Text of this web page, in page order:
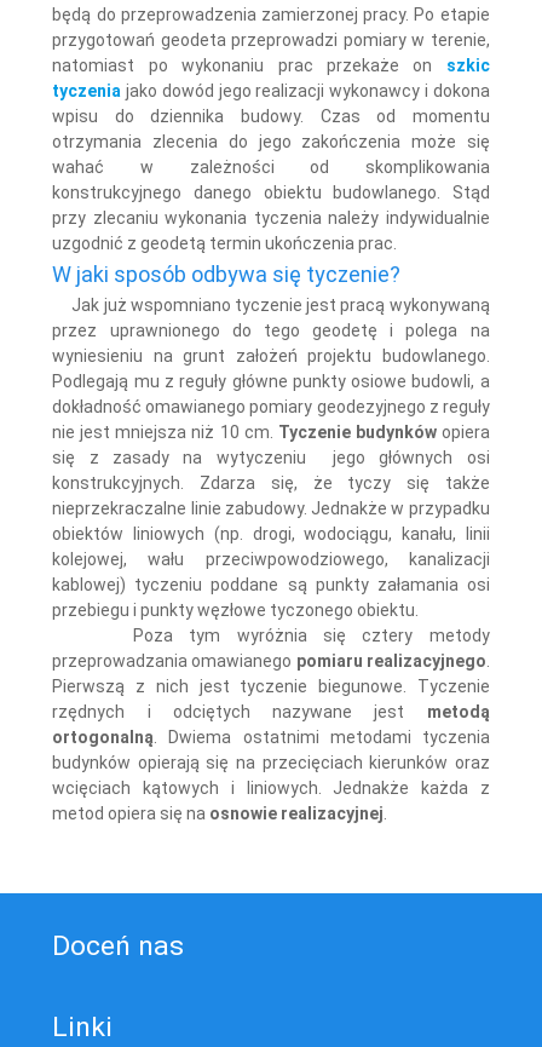
będą do przeprowadzenia zamierzonej pracy. Po etapie
przygotowań geodeta przeprowadzi pomiary w terenie,
natomiast po wykonaniu prac przekaże on szkic
tyczenia jako dowód jego realizacji wykonawcy i dokona
wpisu do dziennika budowy. Czas od momentu
otrzymania zlecenia do jego zakończenia może się
wahać w zależności od skomplikowania
konstrukcyjnego danego obiektu budowlanego. Stąd
przy zlecaniu wykonania tyczenia należy indywidualnie
uzgodnić z geodetą termin ukończenia prac.
W jaki sposób odbywa się tyczenie?
Jak już wspomniano tyczenie jest pracą wykonywaną
przez uprawnionego do tego geodetę i polega na
wyniesieniu na grunt założeń projektu budowlanego.
Podlegają mu z reguły główne punkty osiowe budowli, a
dokładność omawianego pomiary geodezyjnego z reguły
nie jest mniejsza niż 10 cm. Tyczenie budynkówopiera
się z zasady na wytyczeniu jego głównych osi
konstrukcyjnych. Zdarza się, że tyczy się także
nieprzekraczalne linie zabudowy. Jednakże w przypadku
obiektów liniowych (np. drogi, wodociągu, kanału, linii
kolejowej, wału przeciwpowodziowego, kanalizacji
kablowej) tyczeniu poddane są punkty załamania osi
przebiegu i punkty węzłowe tyczonego obiektu.
Poza tym wyróżnia się cztery metody
przeprowadzania omawianego pomiaru realizacyjnego
Pierwszą z nich jest tyczenie biegunowe. Tyczenie
rzędnych i odciętych nazywane jest metodą
ortogonalną . Dwiema ostatnimi metodami tyczenia
budynków opierają się na przecięciach kierunków oraz
wcięciach kątowych i liniowych. Jednakże każda z
metod opiera się na osnowie realizacyjnej
Doceń nas
Linki